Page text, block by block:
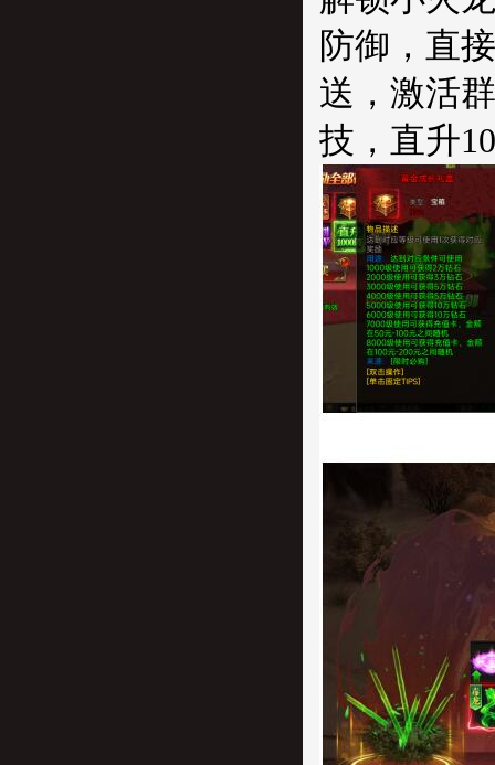
防御，直
送，激活
技，直升